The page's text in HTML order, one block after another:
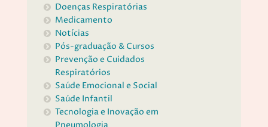
Doenças Respiratórias
Medicamento
Notícias
Pós-graduação & Cursos
Prevenção e Cuidados
Respiratórios
Saúde Emocional e Social
Saúde Infantil
Tecnologia e Inovação em